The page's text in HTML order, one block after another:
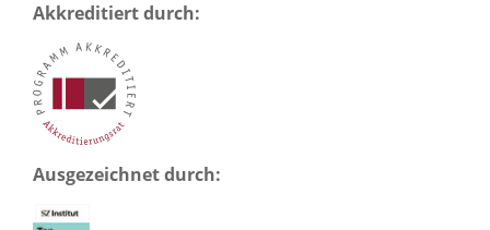
Akkreditiert durch:
Ausgezeichnet durch: